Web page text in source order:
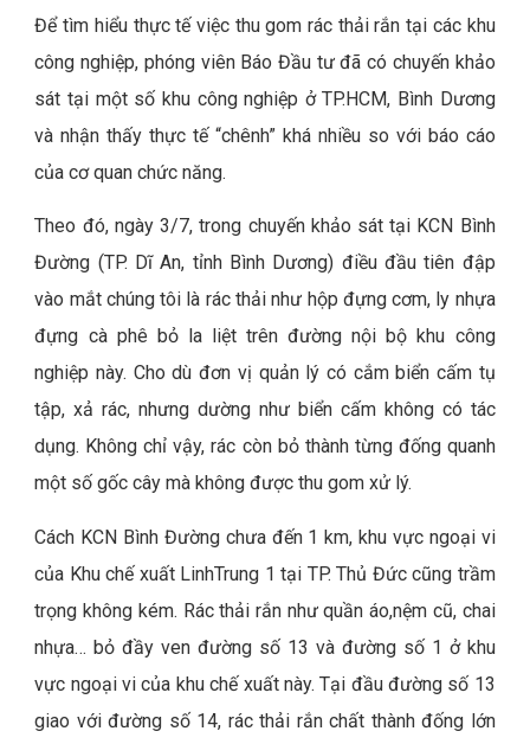
Để tìm hiểu thực tế việc thu gom rác thải rắn tại các khu
công nghiệp, phóng viên Báo Đầu tư đã có chuyến khảo
sát tại một số khu công nghiệp ở TP.HCM, Bình Dương
và nhận thấy thực tế “chênh” khá nhiều so với báo cáo
của cơ quan chức năng.
Theo đó, ngày 3/7, trong chuyến khảo sát tại KCN Bình
Đường (TP. Dĩ An, tỉnh Bình Dương) điều đầu tiên đập
vào mắt chúng tôi là rác thải như hộp đựng cơm, ly nhựa
đựng cà phê bỏ la liệt trên đường nội bộ khu công
nghiệp này. Cho dù đơn vị quản lý có cắm biển cấm tụ
tập, xả rác, nhưng dường như biển cấm không có tác
dụng. Không chỉ vậy, rác còn bỏ thành từng đống quanh
một số gốc cây mà không được thu gom xử lý.
Cách KCN Bình Đường chưa đến 1 km, khu vực ngoại vi
của Khu chế xuất LinhTrung 1 tại TP. Thủ Đức cũng trầm
trọng không kém. Rác thải rắn như quần áo,nệm cũ, chai
nhựa… bỏ đầy ven đường số 13 và đường số 1 ở khu
vực ngoại vi của khu chế xuất này. Tại đầu đường số 13
giao với đường số 14, rác thải rắn chất thành đống lớn